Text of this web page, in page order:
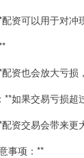
资可以用于对冲
资也会放大亏损
**如果交易亏损超
资交易会带来更
事项：**